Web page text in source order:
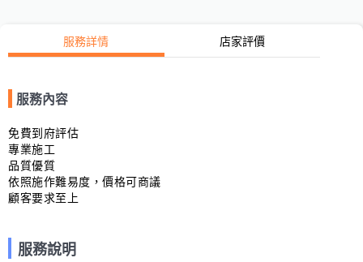
服務詳情 店家評價
服務內容
免費到府評估
專業施工
品質優質
依照施作難易度，價格可商議
顧客要求至上
服務說明